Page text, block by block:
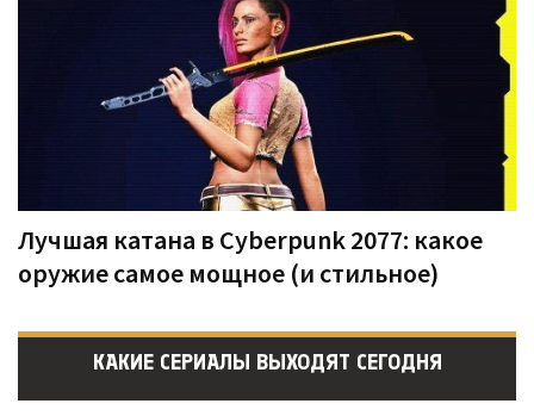
Лучшая катана в Cyberpunk 2077: какое
оружие самое мощное (и стильное)
КАКИЕ СЕРИАЛЫ ВЫХОДЯТ СЕГОДНЯ